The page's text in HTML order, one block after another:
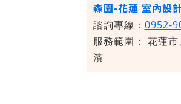
森園-花蓮 室內設
諮詢專線： 0952-
服務範圍： 花蓮
濱